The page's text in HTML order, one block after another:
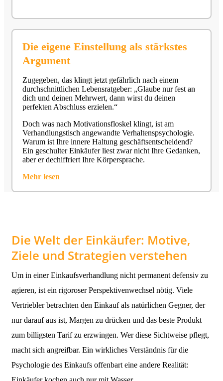
Die eigene Einstellung als stärkstes
Argument
Zugegeben, das klingt jetzt gefährlich nach einem
durchschnittlichen Lebensratgeber: „Glaube nur fest an
dich und deinen Mehrwert, dann wirst du deinen
perfekten Abschluss erzielen.“
Doch was nach Motivationsfloskel klingt, ist am
Verhandlungstisch angewandte Verhaltenspsychologie.
Warum ist Ihre innere Haltung geschäftsentscheidend?
Ein geschulter Einkäufer liest zwar nicht Ihre Gedanken,
aber er dechiffriert Ihre Körpersprache.
Mehr lesen
Die Welt der Einkäufer: Motive,
Ziele und Strategien verstehen
Um in einer Einkaufsverhandlung nicht permanent defensiv zu
agieren, ist ein rigoroser Perspektivenwechsel nötig. Viele
Vertriebler betrachten den Einkauf als natürlichen Gegner, der
nur darauf aus ist, Margen zu drücken und das beste Produkt
zum billigsten Tarif zu erzwingen. Wer diese Sichtweise pflegt,
macht sich angreifbar. Ein wirkliches Verständnis für die
Psychologie des Einkaufs offenbart eine andere Realität: